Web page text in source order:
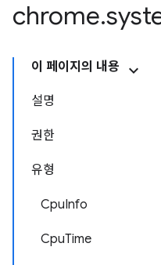
chrome.
이 페이지의 내용
설명
권한
유형
CpuInfo
CpuTime